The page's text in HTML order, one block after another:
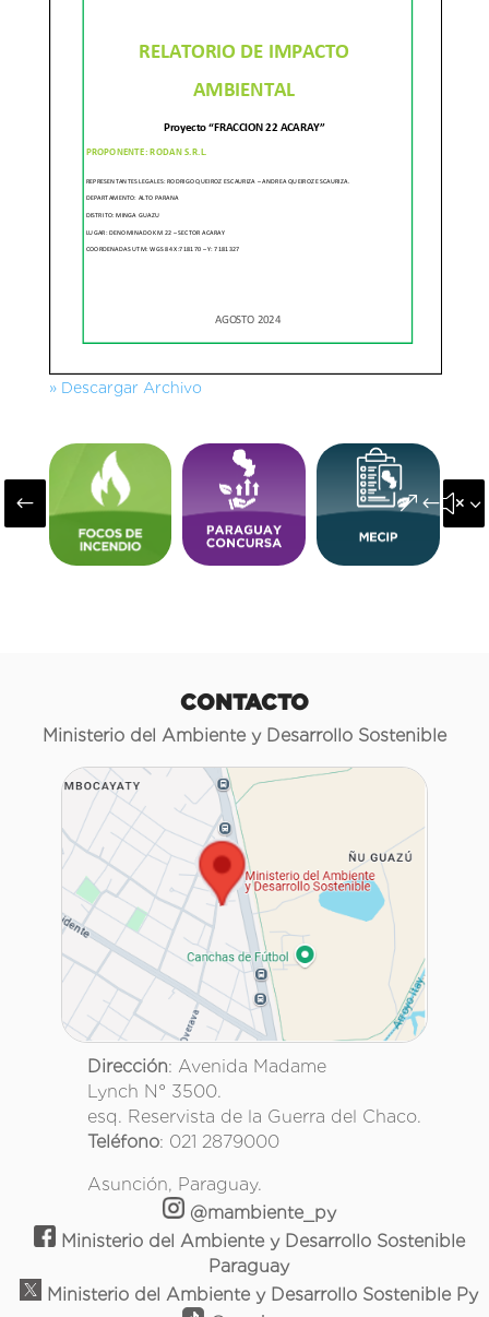
» Descargar Archivo
#
CONTACTO
Ministerio del Ambiente y Desarrollo Sostenible
Dirección: Avenida Madame
Lynch N° 3500.
esq. Reservista de la Guerra del Chaco.
Teléfono: 021 2879000
Asunción, Paraguay.
@mambiente_py
Ministerio del Ambiente y Desarrollo Sostenible
Paraguay
Ministerio del Ambiente y Desarrollo Sostenible Py